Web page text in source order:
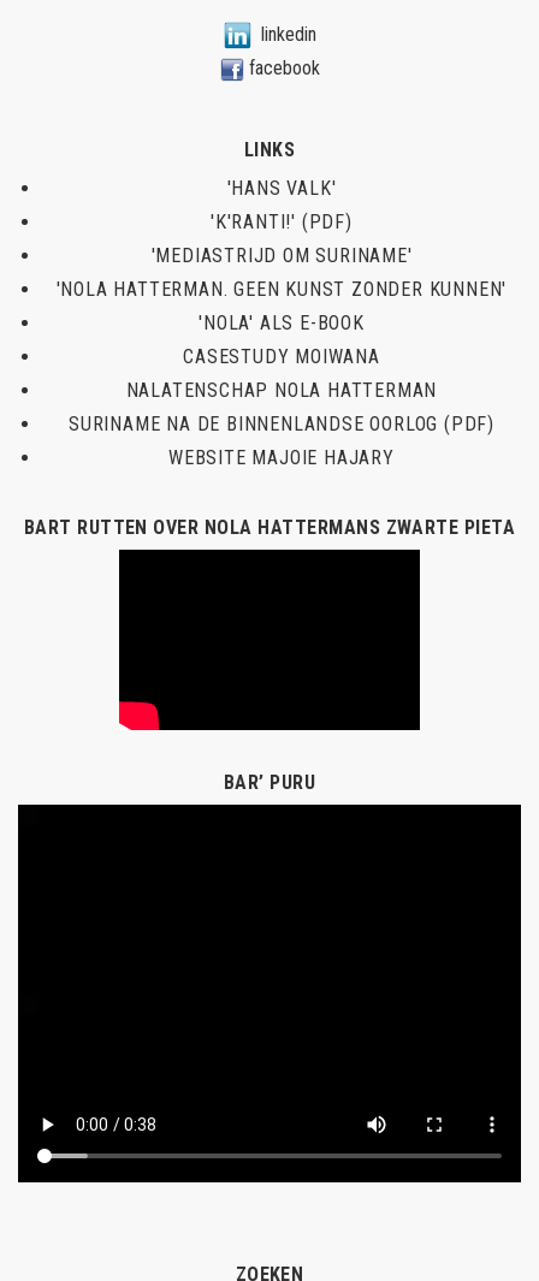
linkedin
facebook
LINKS
'HANS VALK'
'K'RANTI!' (PDF)
'MEDIASTRIJD OM SURINAME'
'NOLA HATTERMAN. GEEN KUNST ZONDER KUNNEN'
'NOLA' ALS E-BOOK
CASESTUDY MOIWANA
NALATENSCHAP NOLA HATTERMAN
SURINAME NA DE BINNENLANDSE OORLOG (PDF)
WEBSITE MAJOIE HAJARY
BART RUTTEN OVER NOLA HATTERMANS ZWARTE PIETA
BAR’ PURU
ZOEKEN